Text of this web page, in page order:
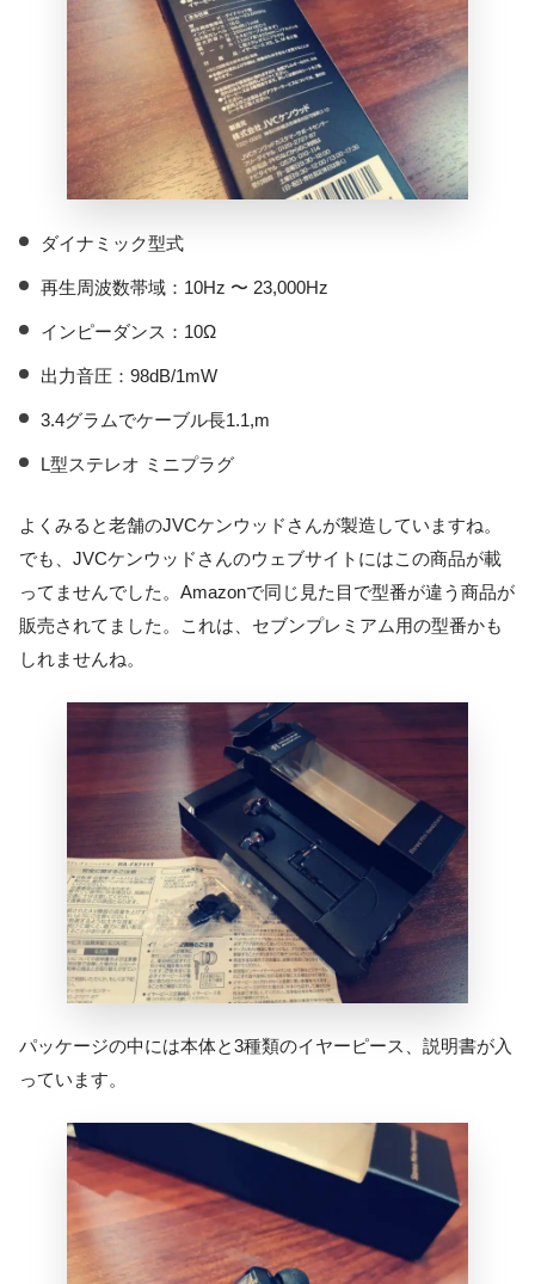
ダイナミック型式
再生周波数帯域：10Hz 〜 23,000Hz
インピーダンス：10Ω
出力音圧：98dB/1mW
3.4グラムでケーブル長1.1,m
L型ステレオ ミニプラグ
よくみると老舗のJVCケンウッドさんが製造していますね。
でも、JVCケンウッドさんのウェブサイトにはこの商品が載
ってませんでした。Amazonで同じ見た目で型番が違う商品が
販売されてました。これは、セブンプレミアム用の型番かも
しれませんね。
パッケージの中には本体と3種類のイヤーピース、説明書が入
っています。